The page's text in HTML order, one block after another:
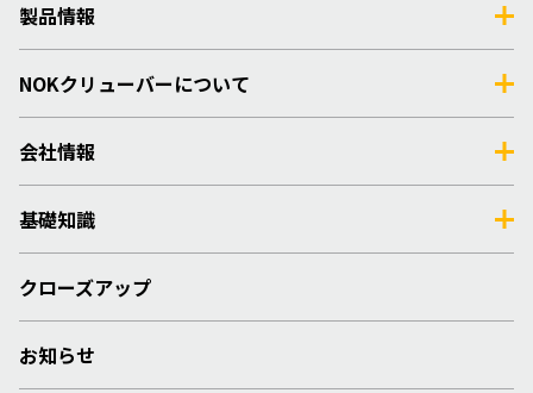
製品情報
NOKクリューバーについて
会社情報
基礎知識
クローズアップ
お知らせ